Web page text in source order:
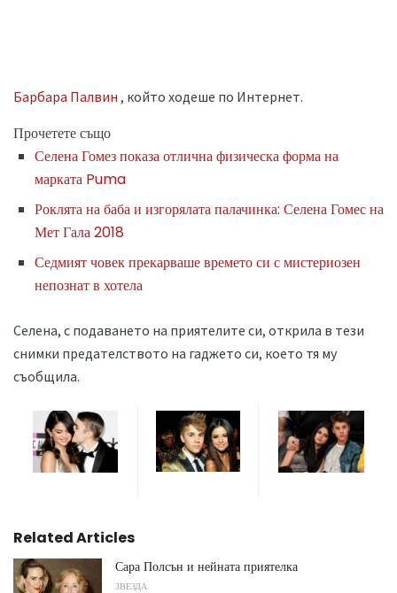
Барбара Палвин , който ходеше по Интернет.
Прочетете също
Селена Гомез показа отлична физическа форма на
марката Puma
Роклята на баба и изгорялата палачинка: Селена Гомес на
Мет Гала 2018
Седмият човек прекарваше времето си с мистериозен
непознат в хотела
Селена, с подаването на приятелите си, открила в тези
снимки предателството на гаджето си, което тя му
съобщила.
Related Articles
Сара Полсън и нейната приятелка
ЗВЕЗДА